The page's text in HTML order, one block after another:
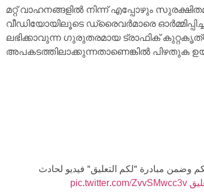
മറ്റ് വാഹനങ്ങളിൽ നിന്ന് എപ്പോഴും
വീഡിയോയിലൂടെ ഡ്രൈവർമാരെ
ലഭിക്കാവുന്ന ഗുരുതരമായ ട്രാഫിക്
അപകടത്തിലാക്കുന്നതാണെങ്കിൽ പിഴതുക
وضمن مبادرة "لكم التعليق" فيديو لحادث
pic.twitter.com/ZvvSMwcc3v